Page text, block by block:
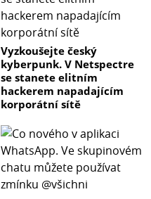
Vyzkoušejte český
kyberpunk. V Netspectre
se stanete elitním
hackerem napadajícím
korporátní sítě